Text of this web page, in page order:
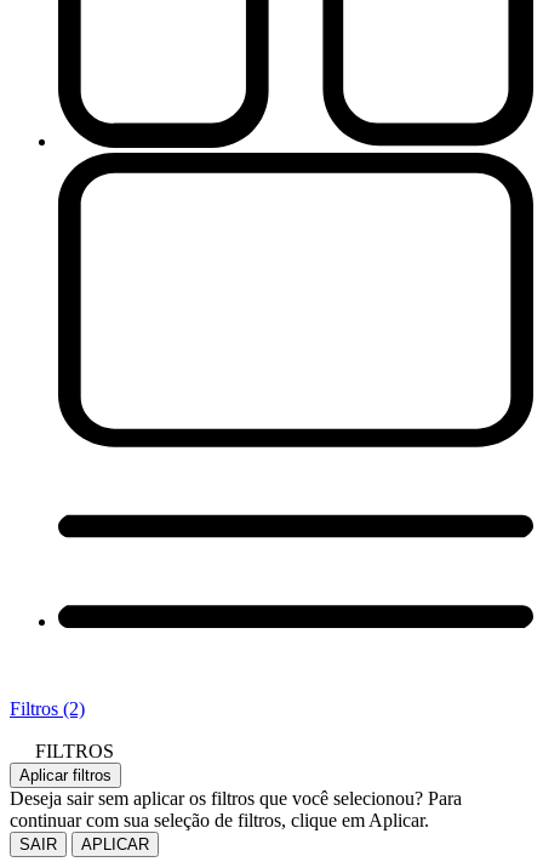
Filtros (2)
FILTROS
Aplicar filtros
Deseja sair sem aplicar os filtros que você selecionou? Para
continuar com sua seleção de filtros, clique em Aplicar.
SAIR APLICAR